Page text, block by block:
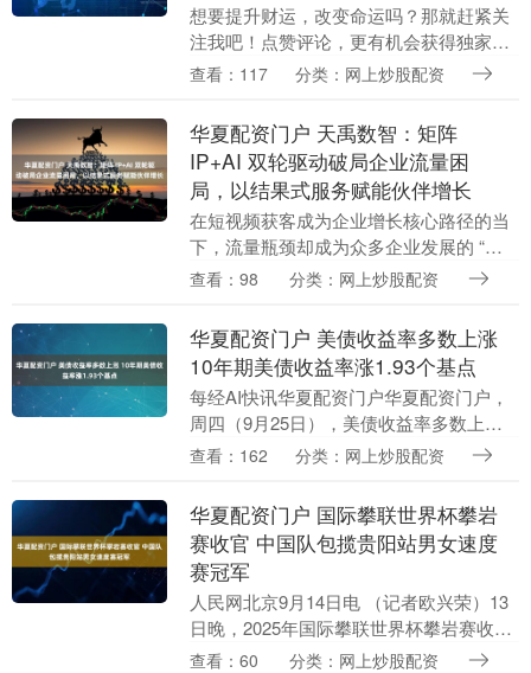
想要提升财运，改变命运吗？那就赶紧关
注我吧！点赞评论，更有机会获得独家转
运秘籍哦！祝您财运亨通，心想事成！ 没
美！真正的大陆第....
查看：117 分类：网上炒股配资
华夏配资门户 天禹数智：矩阵
IP+AI 双轮驱动破局企业流量困
局，以结果式服务赋能伙伴增长
在短视频获客成为企业增长核心路径的当
下，流量瓶颈却成为众多企业发展的 “拦
路虎”。天禹数智作为深耕营销与 AI 技术
过去....
查看：98 分类：网上炒股配资
华夏配资门户 美债收益率多数上涨
10年期美债收益率涨1.93个基点
每经AI快讯华夏配资门户华夏配资门户，
周四（9月25日），美债收益率多数上
涨，2年期美债收益率涨4.50个基点报
报....
查看：162 分类：网上炒股配资
华夏配资门户 国际攀联世界杯攀岩
赛收官 中国队包揽贵阳站男女速度
赛冠军
人民网北京9月14日电 （记者欧兴荣）13
日晚，2025年国际攀联世界杯攀岩赛收官
之战在贵阳观山湖公园贵州·彩湖国际攀岩
查看：60 分类：网上炒股配资